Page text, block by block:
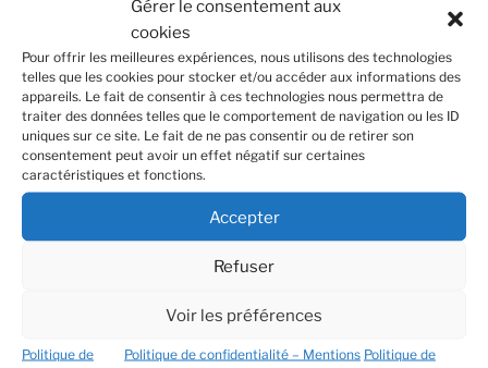
Gérer le consentement aux
cookies
Pour offrir les meilleures expériences, nous utilisons des technologies
telles que les cookies pour stocker et/ou accéder aux informations des
appareils. Le fait de consentir à ces technologies nous permettra de
traiter des données telles que le comportement de navigation ou les ID
uniques sur ce site. Le fait de ne pas consentir ou de retirer son
consentement peut avoir un effet négatif sur certaines
caractéristiques et fonctions.
Accepter
Refuser
Voir les préférences
Politique de
Politique de confidentialité – Mentions Politique de
Rencontre au fil de l’eau : 1h45 de dialogue autour de la
santé intégrative avec Antoine Lacouturière
Dispositif « Mon Soutien Psy » : critères d’éligibilité et
cadre de prise en charge
L’auto-compassion préférable à la quête de l’estime de
Lachhab dansLe « cerveau reptilien », un concept fiable